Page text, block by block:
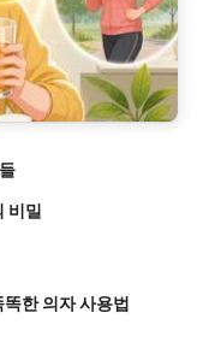
비밀
한 의자 사용법